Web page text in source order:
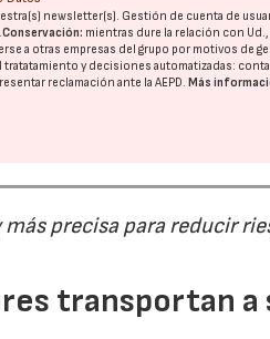
newsletter(s). Gestión de cuenta de
Conservación: mientras dure la relación con
a otras empresas del grupo por motivos de
y decisiones automatizadas:
reclamación ante laAEPD. Más
más precisa para reducir
transportan a